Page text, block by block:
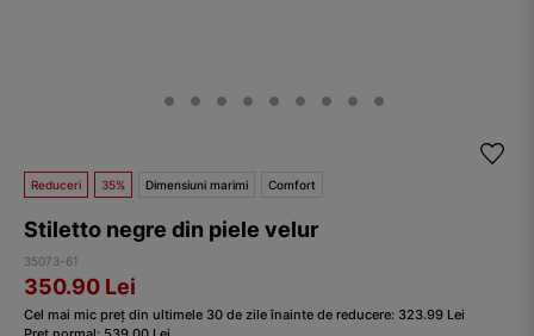
Reduceri 35% Dimensiuni marimi Comfort
Stiletto negre din piele velur
35073-61
350.90 Lei
Cel mai mic preț din ultimele 30 de zile înainte de reducere: 323.99 Lei